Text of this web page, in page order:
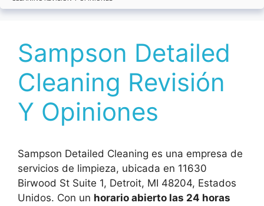
Sampson Detailed
Cleaning Revisión
Y Opiniones
Sampson Detailed Cleaning es una empresa de
servicios de limpieza, ubicada en 11630
Birwood St Suite 1, Detroit, MI 48204, Estados
Unidos. Con un horario abierto las 24 horas